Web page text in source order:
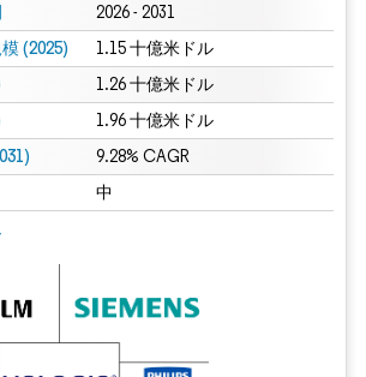
2026 - 2031
(2025) 1.15 十億米ドル
1.26 十億米ドル
1.96 十億米ドル
9.28% CAGR
中
。再利用にはCC BY 4.0の表示が必要です。